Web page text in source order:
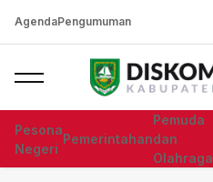
AgendaPengumuman
Pesona
Negeri
Pemerintahan
Pemuda
dan
Olahraga